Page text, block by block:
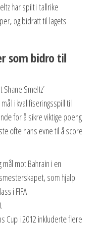
har spilt i tallrike
og bidratt til lagets
som bidro til
Smeltz’
i kvalifiseringsspill til
for å sikre viktige poeng
ofte hans evne til å score
mot Bahrain i en
som hjalp
i FIFA
Cup i 2012 inkluderte flere